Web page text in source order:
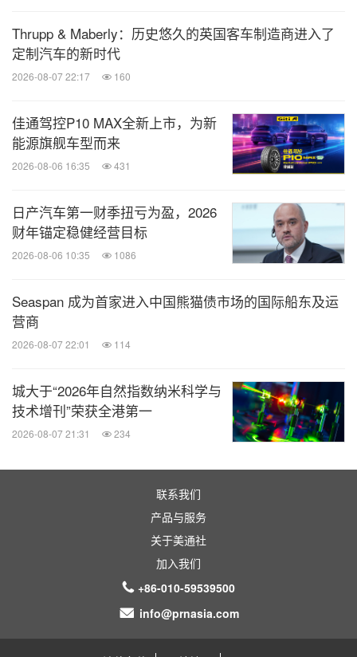
Thrupp & Maberly：历史悠久的英国客车制造商进入了
定制汽车的新时代
2026-08-07 22:17 160
佳通驾控P10 MAX全新上市，为新
能源旗舰车型而来
2026-08-06 16:35 431
日产汽车第一财季扭亏为盈，2026
财年锚定稳健经营目标
2026-08-06 10:35 1086
Seaspan 成为首家进入中国熊猫债市场的国际船东及运
营商
2026-08-07 22:01 114
城大于“2026年自然指数纳米科学与
技术增刊”荣获全港第一
2026-08-07 21:31 234
联系我们
产品与服务
关于美通社
加入我们
+86-010-59539500
info@prnasia.com